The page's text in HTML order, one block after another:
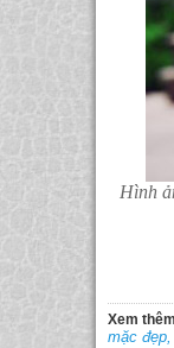
Hình
Xem
mặc đẹp,